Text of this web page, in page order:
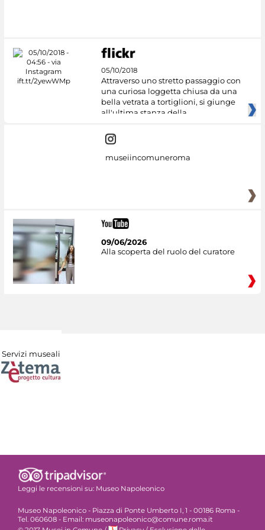
05/10/2018
Attraverso uno stretto passaggio con
una curiosa loggetta chiusa da una
bella vetrata a tortiglioni, si giunge
all'ultima stanza della
museiincomuneroma
09/06/2026
Alla scoperta del ruolo del curatore
Servizi museali
Leggi le recensioni su: Museo Napoleonico
Museo Napoleonico - Piazza di Ponte Umberto I, 1 - 00186 Roma -
Tel. 060608 - Email: museonapoleonico@comune.roma.it